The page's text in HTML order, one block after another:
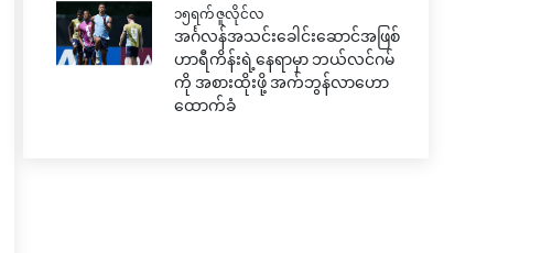
၁၅ရက် ဇူလိုင်လ
အင်္ဂလန်အသင်းခေါင်းဆောင်အဖြစ်
ဟာရီကိန်းရဲ့နေရာမှာ ဘယ်လင်ဂမ်
ကို အစားထိုးဖို့ အက်ဘွန်လာဟော
ထောက်ခံ